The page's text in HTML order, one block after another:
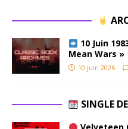
10 Juin
Mean Wars »
10 juin 2026
SINGLE